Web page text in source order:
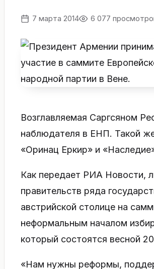
7 марта 2014 6 077
Возглавляемая Саргсяном
наблюдателя в ЕНП. Такой же
«Оринац Еркир» и
Как передает РИА Новости,
правительств ряда
австрийской столице на
неформальным началом
который состоятся весной
«Нам нужны реформы,